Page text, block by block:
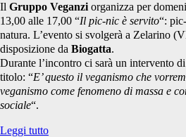
Il Gruppo Veganzi organizza per
13,00 alle 17,00 “Il pic-nic è servito“:
natura. L’evento si svolgerà a Zelarino
disposizione da Biogatta.
Durante l’incontro ci sarà un intervento di
titolo: “E’ questo il veganismo che
veganismo come fenomeno di massa e
sociale“.
Leggi tuttoPic-